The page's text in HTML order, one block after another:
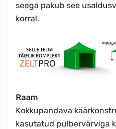
seega pakub see
korral.
Raam
Kokkupandava
kasutatud pulbervärviga